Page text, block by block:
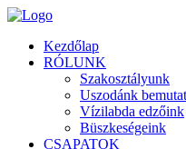
Kezdőlap
RÓLUNK
Szakosztályunk
Uszodánk
Vízilabda edzőink
Büszkeségeink
CSAPATOK